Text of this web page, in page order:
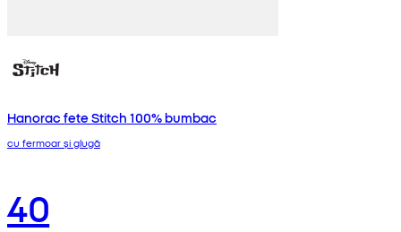
Hanorac fete Stitch 100% bumbac
cu fermoar și glugă
40